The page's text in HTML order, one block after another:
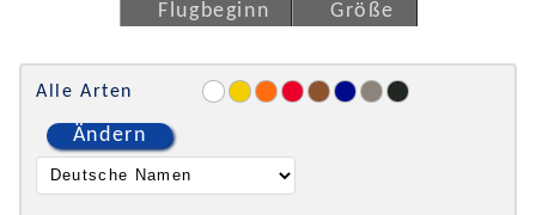
Flugbeginn
Größe
Alle Arten
Ändern